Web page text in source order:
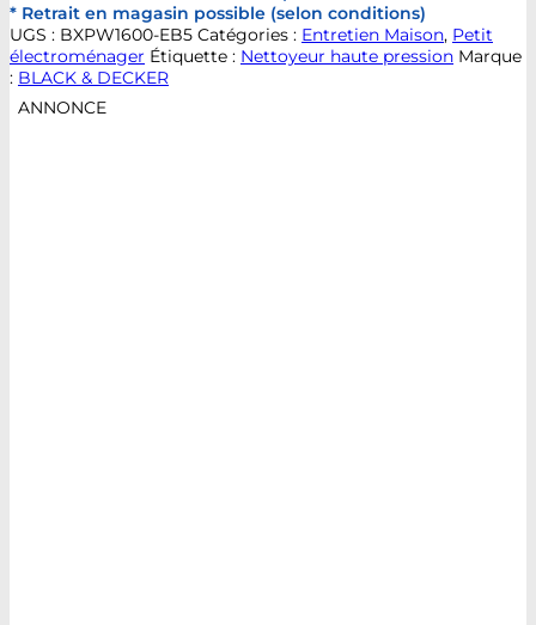
* Retrait en magasin possible (selon conditions)
UGS : BXPW1600-EB5 Catégories : Entretien Maison, Petit
électroménager Étiquette : Nettoyeur haute pression Marque
: BLACK & DECKER
ANNONCE